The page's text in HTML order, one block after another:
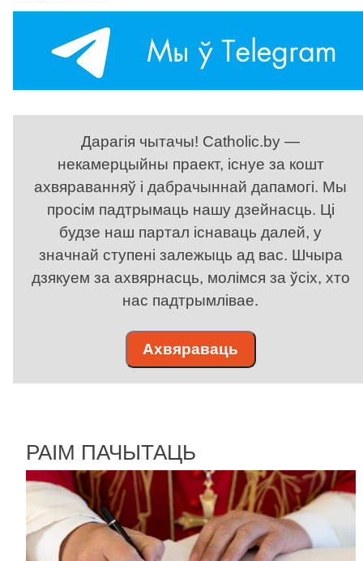
Дарагія чытачы! Catholic.by —
некамерцыйны праект, існуе за кошт
ахвяраванняў і дабрачыннай дапамогі. Мы
просім падтрымаць нашу дзейнасць. Ці
будзе наш партал існаваць далей, у
значнай ступені залежыць ад вас. Шчыра
дзякуем за ахвярнасць, молімся за ўсіх, хто
нас падтрымлівае.
Ахвяраваць
РАІМ ПАЧЫТАЦЬ